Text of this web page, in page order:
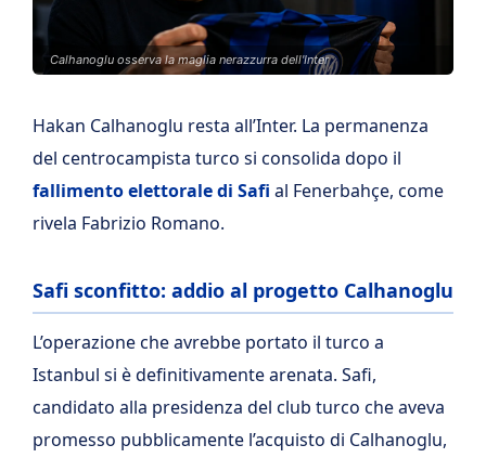
Calhanoglu osserva la maglia nerazzurra dell'Inter
Hakan Calhanoglu resta all’Inter. La permanenza
del centrocampista turco si consolida dopo il
fallimento elettorale di Safi al Fenerbahçe, come
rivela Fabrizio Romano.
Safi sconfitto: addio al progetto Calhanoglu
L’operazione che avrebbe portato il turco a
Istanbul si è definitivamente arenata. Safi,
candidato alla presidenza del club turco che aveva
promesso pubblicamente l’acquisto di Calhanoglu,